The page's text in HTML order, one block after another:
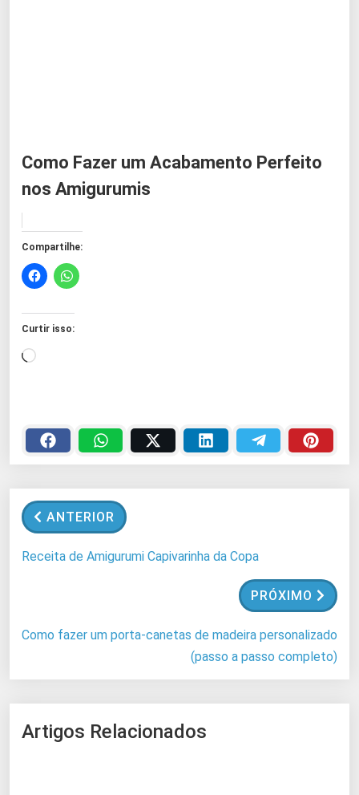
Como Fazer um Acabamento Perfeito
nos Amigurumis
Compartilhe:
Curtir isso:
C
e
g
n
d
ANTERIOR
Receita de Amigurumi Capivarinha da Copa
PRÓXIMO
Como fazer um porta-canetas de madeira personalizado
(passo a passo completo)
Artigos Relacionados